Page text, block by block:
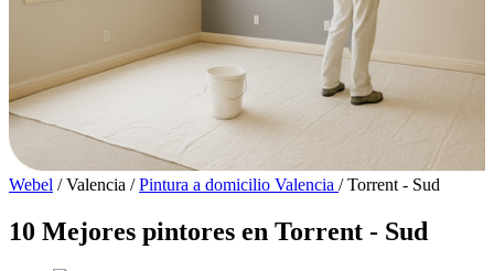
Webel / Valencia / Pintura a domicilio Valencia / Torrent - Sud
10 Mejores pintores en Torrent - Sud